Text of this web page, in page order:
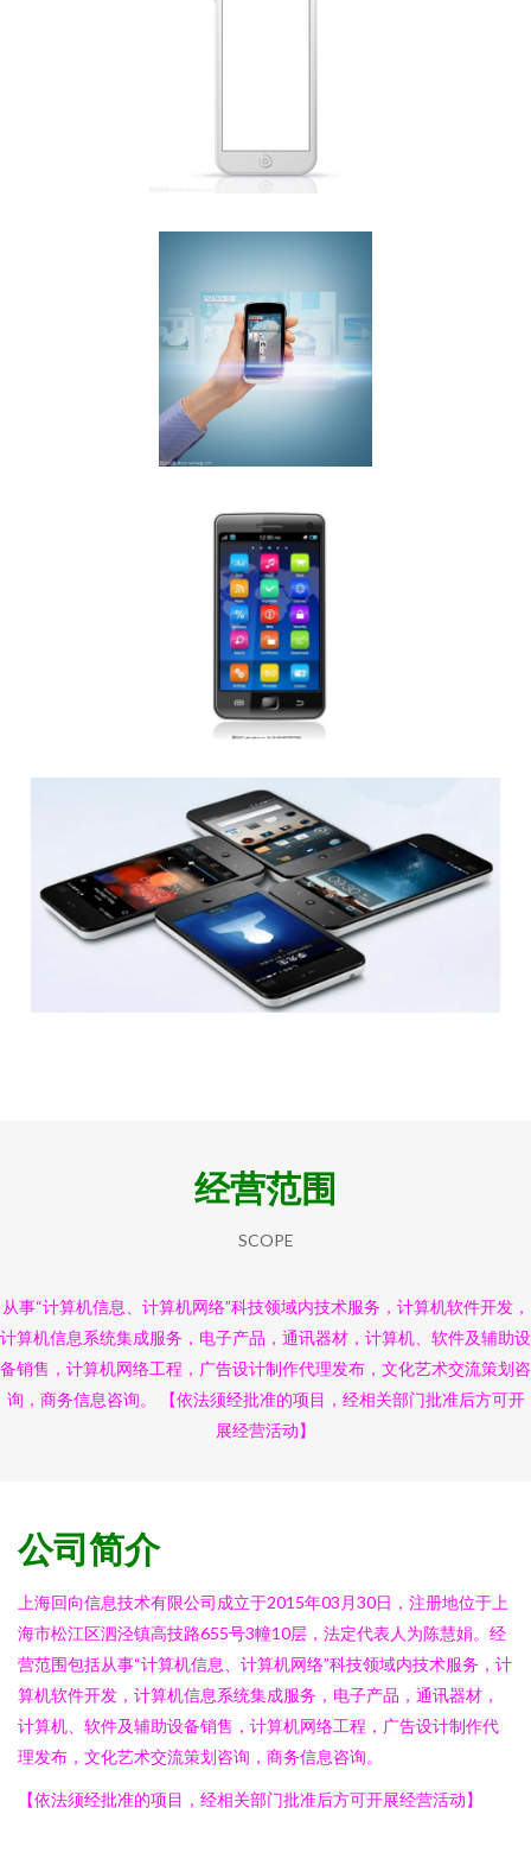
经营范围
SCOPE
从事“计算机信息、计算机网络”科技领域内技术服务，计算机软件开发，
计算机信息系统集成服务，电子产品，通讯器材，计算机、软件及辅助设
备销售，计算机网络工程，广告设计制作代理发布，文化艺术交流策划咨
询，商务信息咨询。 【依法须经批准的项目，经相关部门批准后方可开
展经营活动】
公司简介
上海回向信息技术有限公司成立于2015年03月30日，注册地位于上
海市松江区泗泾镇高技路655号3幢10层，法定代表人为陈慧娟。经
营范围包括从事“计算机信息、计算机网络”科技领域内技术服务，计
算机软件开发，计算机信息系统集成服务，电子产品，通讯器材，
计算机、软件及辅助设备销售，计算机网络工程，广告设计制作代
理发布，文化艺术交流策划咨询，商务信息咨询。
【依法须经批准的项目，经相关部门批准后方可开展经营活动】